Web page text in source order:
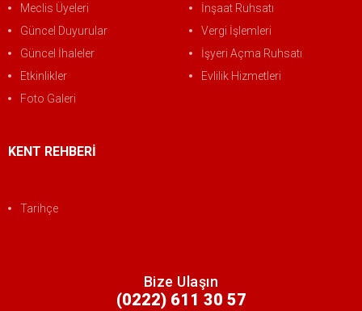
Meclis Üyeleri
Güncel Duyurular
Güncel İhaleler
Etkinlikler
Foto Galeri
İnşaat Ruhsatı
Vergi İşlemleri
İşyeri Açma Ruhsatı
Evlilik Hizmetleri
KENT REHBERİ
Tarihçe
Bize Ulaşın
(0222) 611 30 57